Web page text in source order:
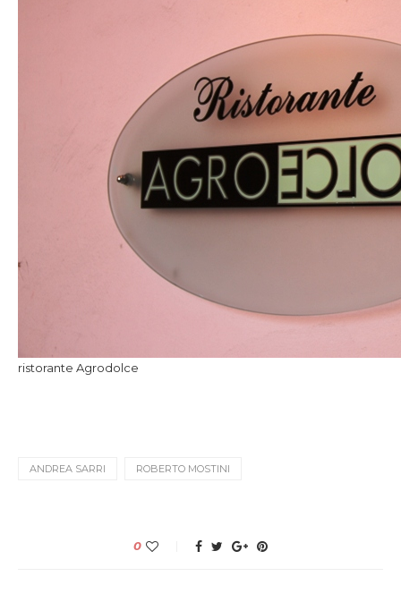
ristorante Agrodolce
ANDREA SARRI ROBERTO MOSTINI
0